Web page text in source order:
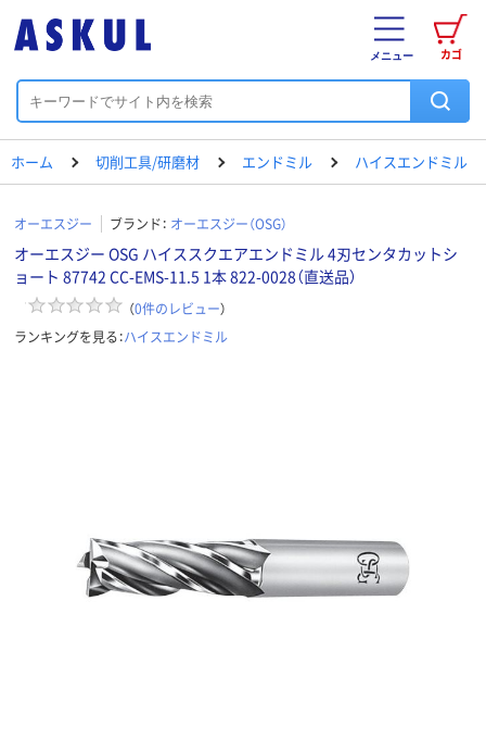
カゴ
メニュー
ホーム 切削工具/研磨材 エンドミル ハイスエンドミル
オーエスジー ブランド： オーエスジー（OSG）
オーエスジー OSG ハイススクエアエンドミル 4刃センタカットシ
ョート 87742 CC-EMS-11.5 1本 822-0028（直送品）
（0件のレビュー）
ランキングを見る：ハイスエンドミル